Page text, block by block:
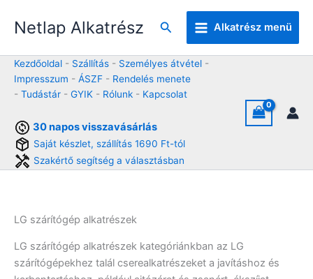
Netlap Alkatrész Keresés Alkatrész menü
Kezdőoldal - Szállítás - Személyes átvétel -
Impresszum - ÁSZF - Rendelés menete
- Tudástár - GYIK - Rólunk - Kapcsolat
30 napos visszavásárlás
Saját készlet, szállítás 1690 Ft-tól
Szakértő segítség a választásban
LG szárítógép alkatrészek
LG szárítógép alkatrészek kategóriánkban az LG
szárítógépekhez talál cserealkatrészeket a javításhoz és